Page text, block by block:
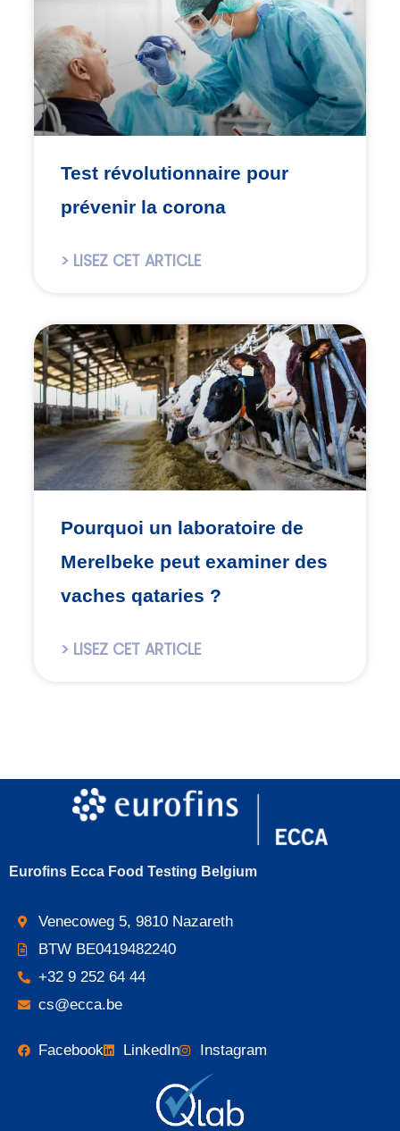
Test révolutionnaire pour
prévenir la corona
> LISEZ CET ARTICLE
Pourquoi un laboratoire de
Merelbeke peut examiner des
vaches qataries ?
> LISEZ CET ARTICLE
Eurofins Ecca Food Testing Belgium
Venecoweg 5, 9810 Nazareth
BTW BE0419482240
+32 9 252 64 44
cs@ecca.be
Facebook LinkedIn Instagram